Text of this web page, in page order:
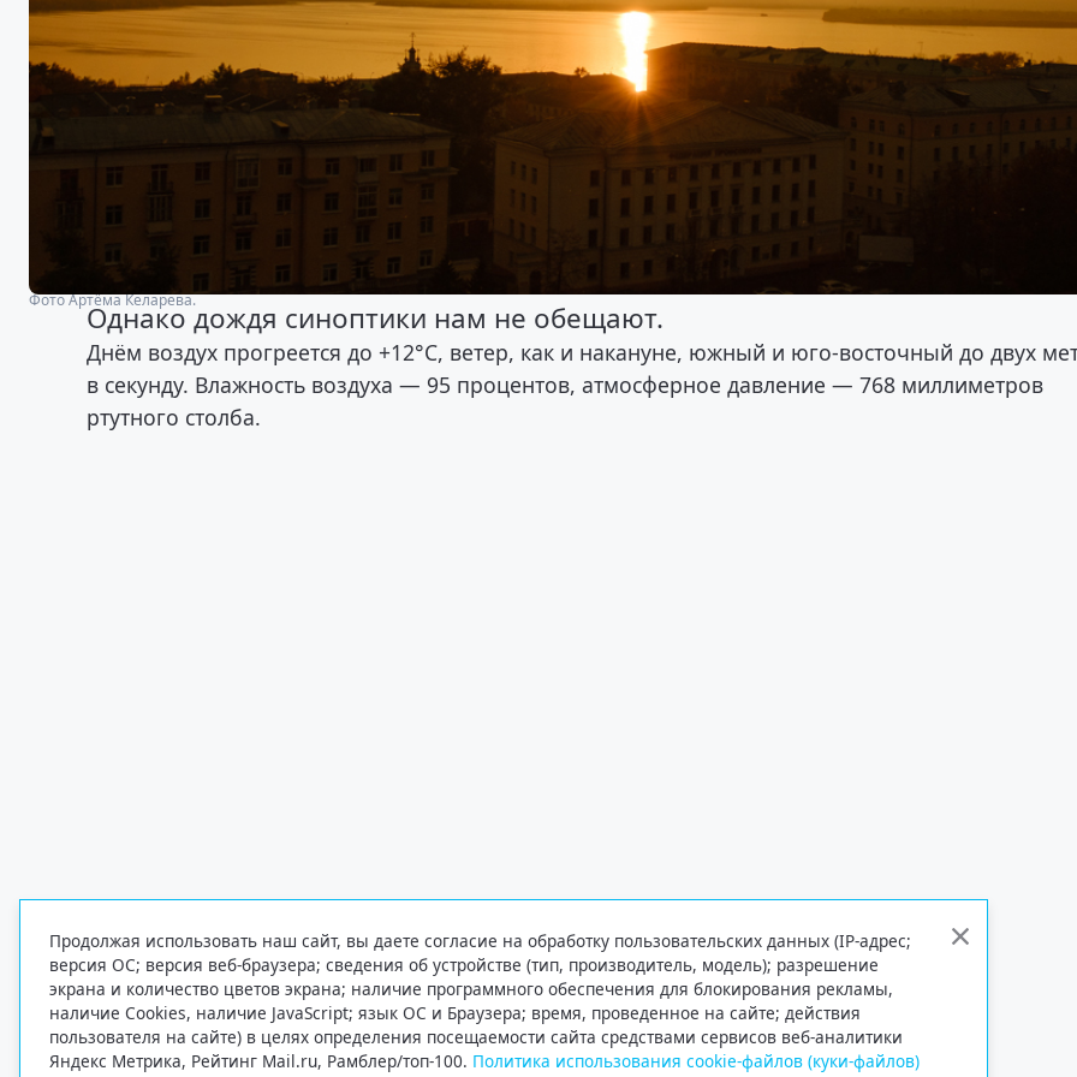
Фото Артёма Келарева.
Однако дождя синоптики нам не обещают.
Днём воздух прогреется до +12°С, ветер, как и накануне, южный и юго-восточный до двух
в секунду. Влажность воздуха — 95 процентов, атмосферное давление — 768 миллиметров
ртутного столба.
Продолжая использовать наш сайт, вы даете согласие на обработку пользовательских данных (IP-адрес;
версия ОС; версия веб-браузера; сведения об устройстве (тип, производитель, модель); разрешение
экрана и количество цветов экрана; наличие программного обеспечения для блокирования рекламы,
наличие Cookies, наличие JavaScript; язык ОС и Браузера; время, проведенное на сайте; действия
пользователя на сайте) в целях определения посещаемости сайта средствами сервисов веб-аналитики
Яндекс Метрика, Рейтинг Mail.ru, Рамблер/топ-100. Политика использования cookie-файлов (куки-файлов)